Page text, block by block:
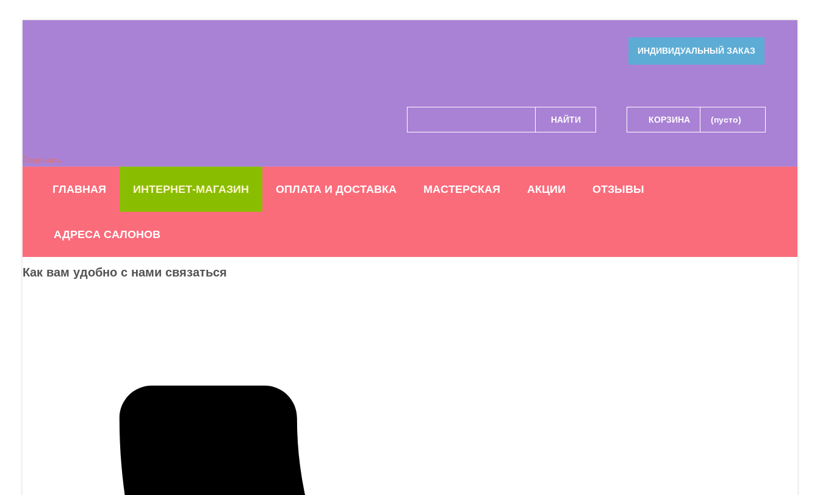
Позвонить
ИНДИВИДУАЛЬНЫЙ ЗАКАЗ
НАЙТИ КОРЗИНА (пусто)
ГЛАВНАЯ ИНТЕРНЕТ-МАГАЗИН ОПЛАТА И ДОСТАВКА МАСТЕРСКАЯ АКЦИИ ОТЗЫВЫ
АДРЕСА САЛОНОВ
Как вам удобно с нами связаться